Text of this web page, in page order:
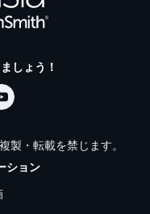
しょう！
YouTube
で
TechSmith
製・転載を禁じます。
ション